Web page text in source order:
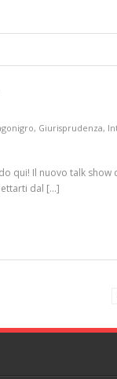
, Giurisprudenza,
qui! Il nuovo talk show
dal […]